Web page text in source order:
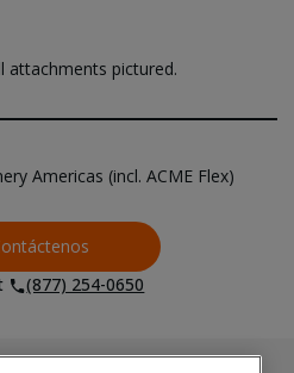
attachments pictured.
Americas (incl. ACME Flex)
Contact Us
(877) 254-0650